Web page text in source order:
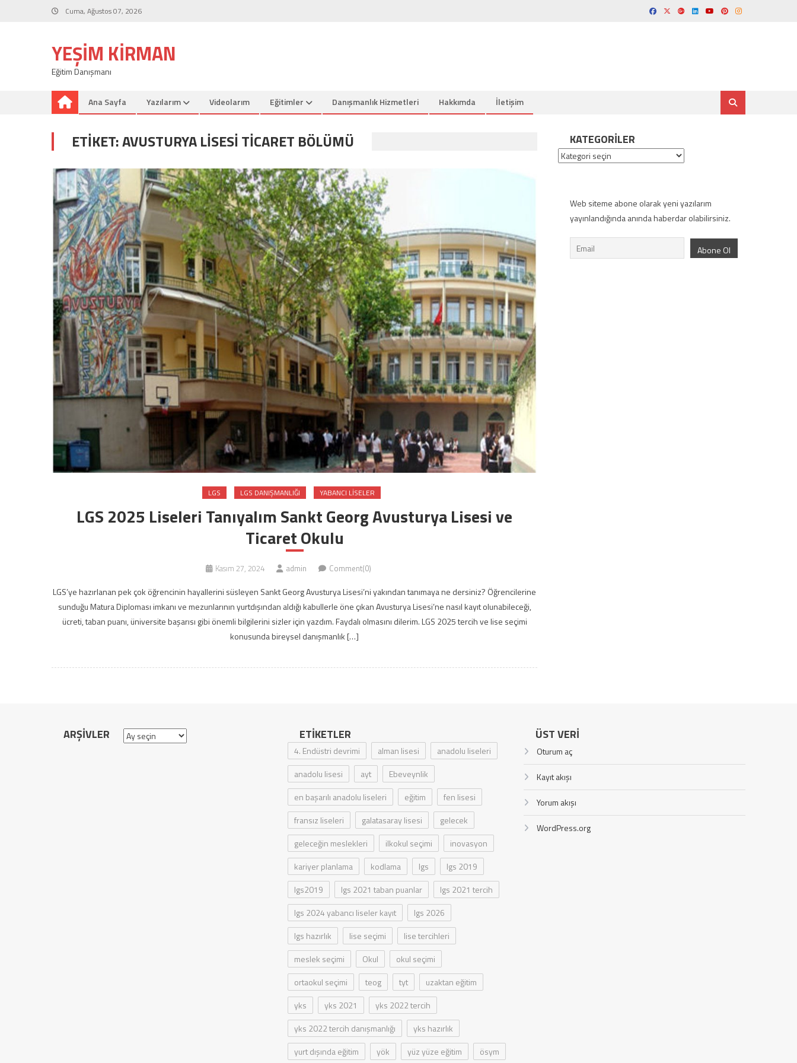
Cuma, Ağustos 07, 2026
YEŞIM KIRMAN
Eğitim Danışmanı
Ana Sayfa Yazılarım Videolarım Eğitimler Danışmanlık Hizmetleri Hakkımda İletişim
ETIKET:AVUSTURYA LISESI TICARET BÖLÜMÜ
LGS LGS DANIŞMANLIĞI YABANCI LISELER
LGS 2025 Liseleri Tanıyalım Sankt Georg Avusturya Lisesi ve
Ticaret Okulu
Kasım 27, 2024 admin Comment(0)
LGS’ye hazırlanan pek çok öğrencinin hayallerini süsleyen Sankt Georg Avusturya Lisesi’ni yakından tanımaya ne dersiniz? Öğrencilerine
sunduğu Matura Diploması imkanı ve mezunlarının yurtdışından aldığı kabullerle öne çıkan Avusturya Lisesi’ne nasıl kayıt olunabileceği,
ücreti, taban puanı, üniversite başarısı gibi önemli bilgilerini sizler için yazdım. Faydalı olmasını dilerim. LGS 2025 tercih ve lise seçimi
konusunda bireysel danışmanlık […]
KATEGORILER
Kategoriler
Web siteme abone olarak yeni yazılarım
yayınlandığında anında haberdar olabilirsiniz.
ARŞIVLER Arşivler ETIKETLER
4. Endüstri devrimi alman lisesi
anadolu liseleri
anadolu lisesi
ayt
Ebeveynlik
en başarılı anadolu liseleri
eğitim
fen lisesi
fransız liseleri
galatasaray lisesi
gelecek
geleceğin meslekleri
ilkokul seçimi
inovasyon
kariyer planlama
kodlama lgs
lgs 2019
lgs2019
lgs 2021 taban puanlar
lgs 2021 tercih
lgs 2024 yabancı liseler kayıt
lgs 2026
lgs hazırlık
lise seçimi
lise tercihleri
meslek seçimi
Okul
okul seçimi
ortaokul seçimi
teog tyt
uzaktan eğitim
yks
yks 2021
yks 2022 tercih
yks 2022 tercih danışmanlığı
yks hazırlık
yurt dışında eğitim
yök yüz yüze eğitim ösym
ÜST VERI
Oturum aç
Kayıt akışı
Yorum akışı
WordPress.org